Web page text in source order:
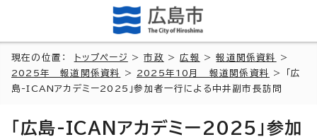
現在の位置： トップページ >市政 >広報 >報道関係資料
>
2025年 報道関係資料
> 2025年10月 報道関係資料
> 「広
島-ICANアカデミー2025」参加者一行による中井副市長訪問
「広島-ICANアカデミー2025」参加